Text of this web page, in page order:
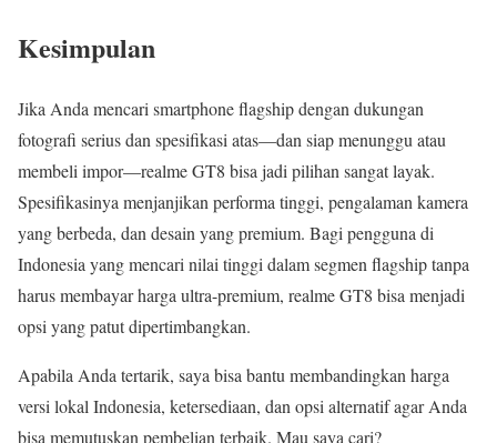
Kesimpulan
Jika Anda mencari smartphone flagship dengan dukungan
fotografi serius dan spesifikasi atas—dan siap menunggu atau
membeli impor—realme GT8 bisa jadi pilihan sangat layak.
Spesifikasinya menjanjikan performa tinggi, pengalaman kamera
yang berbeda, dan desain yang premium. Bagi pengguna di
Indonesia yang mencari nilai tinggi dalam segmen flagship tanpa
harus membayar harga ultra-premium, realme GT8 bisa menjadi
opsi yang patut dipertimbangkan.
Apabila Anda tertarik, saya bisa bantu membandingkan harga
versi lokal Indonesia, ketersediaan, dan opsi alternatif agar Anda
bisa memutuskan pembelian terbaik. Mau saya cari?